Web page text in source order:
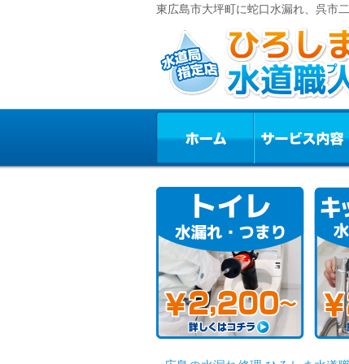
東広島市大坪町に蛇口水漏れ、呉市